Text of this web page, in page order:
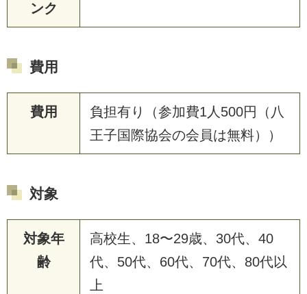
ンク
費用
費用
負担有り（参加費1人500円（八
王子国際協会の会員は無料））
対象
対象年
齢
高校生、18〜29歳、30代、40
代、50代、60代、70代、80代以
上